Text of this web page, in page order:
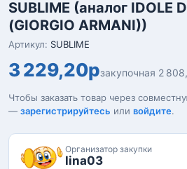
SUBLIME (аналог IDOLE
(GIORGIO ARMANI))
Артикул: SUBLIME
3 229,20рзакупочная 2
Чтобы заказать товар через
— зарегистрируйтесь или войдите.
Организатор закупки
lina03